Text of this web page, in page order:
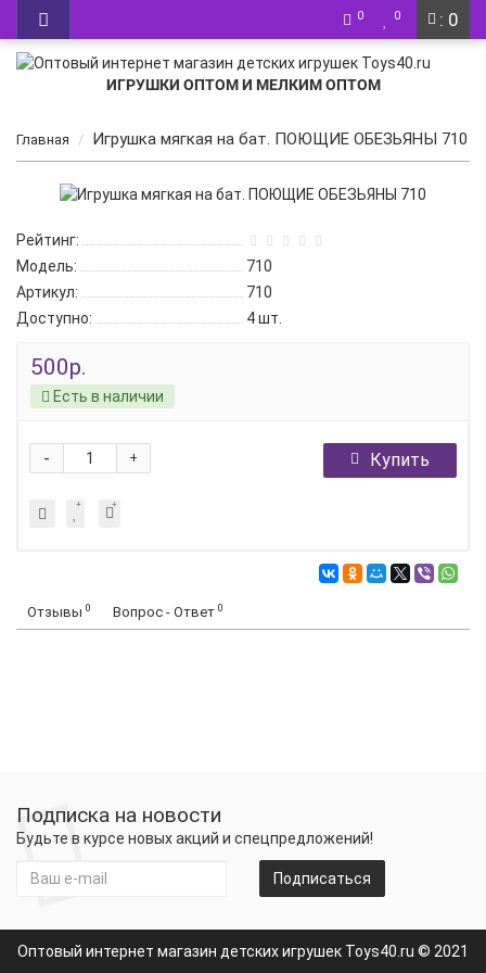
: 0
0 0
ИГРУШКИ ОПТОМ И МЕЛКИМ ОПТОМ
Главная Игрушка мягкая на бат. ПОЮЩИЕ ОБЕЗЬЯНЫ 710
Рейтинг:
Модель:
710
Артикул:
710
Доступно:
4шт.
500р.
Есть в наличии
+
- Купить
Отзывы 0 Вопрос - Ответ 0
Подписка на новости
Будьте в курсе новых акций и спецпредложений!
Подписаться
Оптовый интернет магазин детских игрушек Toys40.ru © 2021